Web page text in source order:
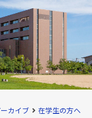
カイブ
在学生の方へ